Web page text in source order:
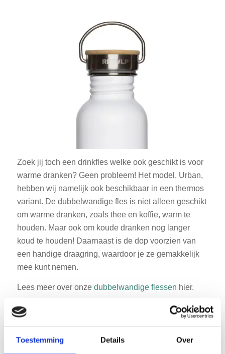
Toestemming Details Over
Zoek jij toch een drinkfles welke ook geschikt is voor
warme dranken? Geen probleem! Het model, Urban,
hebben wij namelijk ook beschikbaar in een thermos
variant. De dubbelwandige fles is niet alleen geschikt
om warme dranken, zoals thee en koffie, warm te
houden. Maar ook om koude dranken nog langer
koud te houden! Daarnaast is de dop voorzien van
een handige draagring, waardoor je ze gemakkelijk
mee kunt nemen.
Lees meer over onze dubbelwandige flessen hier.
Bedrukte prijslijst aanvragen (blog)